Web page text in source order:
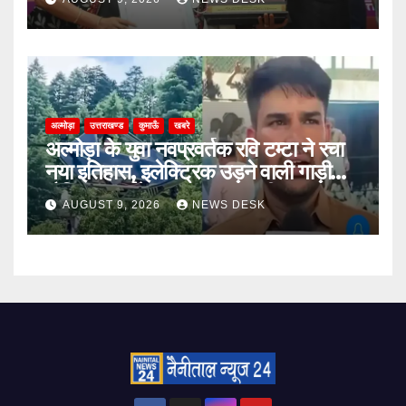
अल्मोड़ा उत्तराखण्ड कुमाऊँ खबरे
अल्मोड़ा के युवा नवप्रवर्तक रवि टम्टा ने रचा
नया इतिहास, इलेक्ट्रिक उड़ने वाली गाड़ी
‘हैपिडा स्काईनेक्स’ का सफल परीक्षण
AUGUST 9, 2026 NEWS DESK